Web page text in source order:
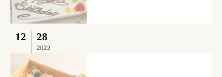
12 28
2022